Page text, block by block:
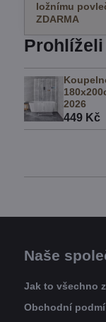
ložnímu
ZDARMA
2026
449 Kč
Naše
Jak to všechno
Obchodní